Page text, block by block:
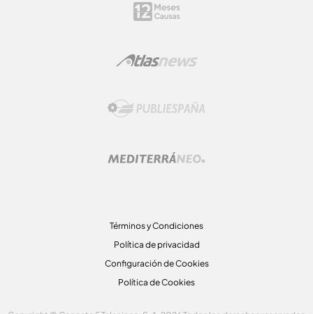
Términos y Condiciones
Política de privacidad
Configuración de Cookies
Política de Cookies